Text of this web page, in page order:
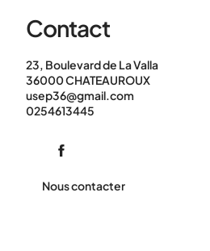
Contact
23, Boulevard de La Valla
36000 CHATEAUROUX
usep36@gmail.com
0254613445
Nous contacter